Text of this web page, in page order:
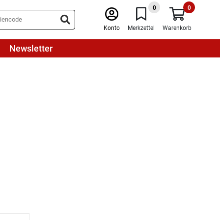
Konto
0
Merkzettel
0
Warenkorb
Newsletter